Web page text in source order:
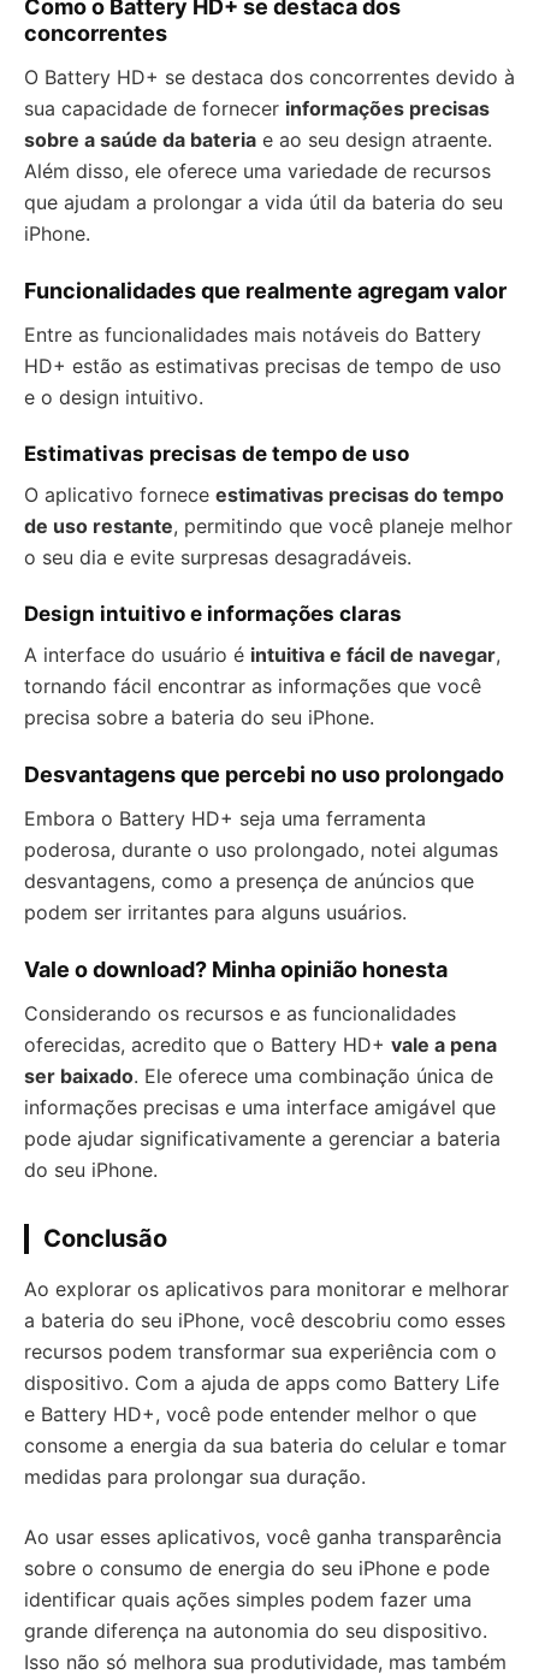
Como o Battery HD+ se destaca dos
concorrentes
O Battery HD+ se destaca dos concorrentes devido à
sua capacidade de fornecer informações precisas
sobre a saúde da bateria e ao seu design atraente.
Além disso, ele oferece uma variedade de recursos
que ajudam a prolongar a vida útil da bateria do seu
iPhone.
Funcionalidades que realmente agregam valor
Entre as funcionalidades mais notáveis do Battery
HD+ estão as estimativas precisas de tempo de uso
e o design intuitivo.
Estimativas precisas de tempo de uso
O aplicativo fornece estimativas precisas do tempo
de uso restante, permitindo que você planeje melhor
o seu dia e evite surpresas desagradáveis.
Design intuitivo e informações claras
A interface do usuário é intuitiva e fácil de navegar,
tornando fácil encontrar as informações que você
precisa sobre a bateria do seu iPhone.
Desvantagens que percebi no uso prolongado
Embora o Battery HD+ seja uma ferramenta
poderosa, durante o uso prolongado, notei algumas
desvantagens, como a presença de anúncios que
podem ser irritantes para alguns usuários.
Vale o download? Minha opinião honesta
Considerando os recursos e as funcionalidades
oferecidas, acredito que o Battery HD+ vale a pena
ser baixado. Ele oferece uma combinação única de
informações precisas e uma interface amigável que
pode ajudar significativamente a gerenciar a bateria
do seu iPhone.
Conclusão
Ao explorar os aplicativos para monitorar e melhorar
a bateria do seu iPhone, você descobriu como esses
recursos podem transformar sua experiência com o
dispositivo. Com a ajuda de apps como Battery Life
e Battery HD+, você pode entender melhor o que
consome a energia da sua bateria do celular e tomar
medidas para prolongar sua duração.
Ao usar esses aplicativos, você ganha transparência
sobre o consumo de energia do seu iPhone e pode
identificar quais ações simples podem fazer uma
grande diferença na autonomia do seu dispositivo.
Isso não só melhora sua produtividade, mas também